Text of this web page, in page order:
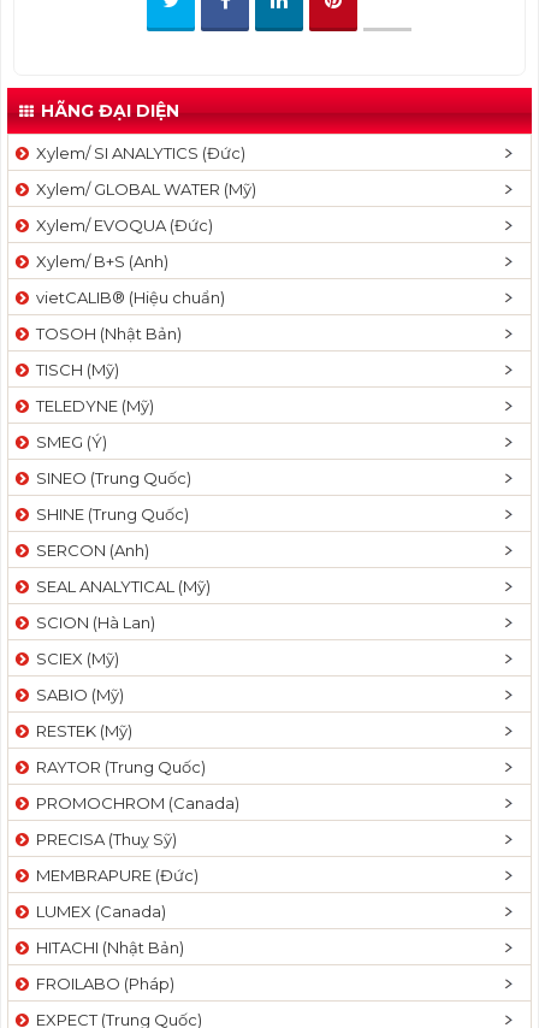
HÃNG ĐẠI DIỆN
Xylem/ SI ANALYTICS (Đức)
Xylem/ GLOBAL WATER (Mỹ)
Xylem/ EVOQUA (Đức)
Xylem/ B+S (Anh)
vietCALIB® (Hiệu chuẩn)
TOSOH (Nhật Bản)
TISCH (Mỹ)
TELEDYNE (Mỹ)
SMEG (Ý)
SINEO (Trung Quốc)
SHINE (Trung Quốc)
SERCON (Anh)
SEAL ANALYTICAL (Mỹ)
SCION (Hà Lan)
SCIEX (Mỹ)
SABIO (Mỹ)
RESTEK (Mỹ)
RAYTOR (Trung Quốc)
PROMOCHROM (Canada)
PRECISA (Thuỵ Sỹ)
MEMBRAPURE (Đức)
LUMEX (Canada)
HITACHI (Nhật Bản)
FROILABO (Pháp)
EXPECT (Trung Quốc)